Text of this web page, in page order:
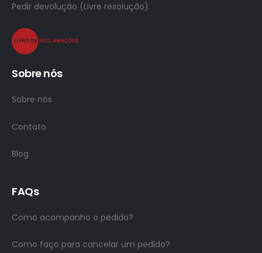
Pedir devolução (Livre resolução)
Sobre nós
Sobre nós
Contato
Blog
FAQs
Como acompanho o pedido?
Como faço para cancelar um pedido?